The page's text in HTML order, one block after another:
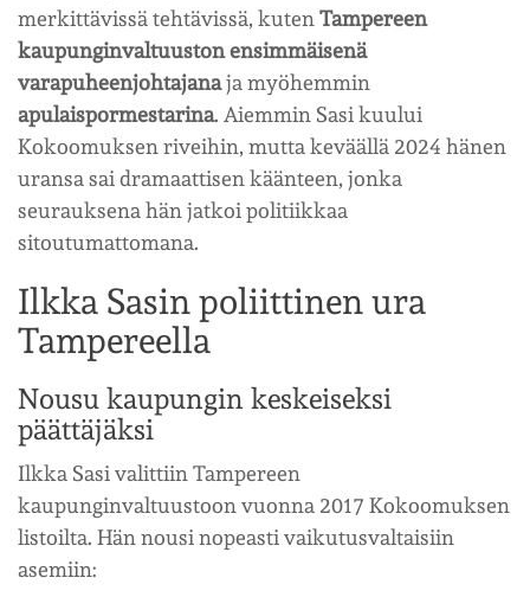
merkittävissä tehtävissä, kuten Tampereen
kaupunginvaltuuston ensimmäisenä
varapuheenjohtajanaja myöhemmin
apulaispormestarina. Aiemmin Sasi kuului
Kokoomuksen riveihin, mutta keväällä 2024 hänen
uransa sai dramaattisen käänteen, jonka
seurauksena hän jatkoi politiikkaa
sitoutumattomana.
Ilkka Sasin poliittinen ura
Tampereella
Nousu kaupungin keskeiseksi
päättäjäksi
Ilkka Sasi valittiin Tampereen
kaupunginvaltuustoon vuonna 2017 Kokoomuksen
listoilta. Hän nousi nopeasti vaikutusvaltaisiin
asemiin: